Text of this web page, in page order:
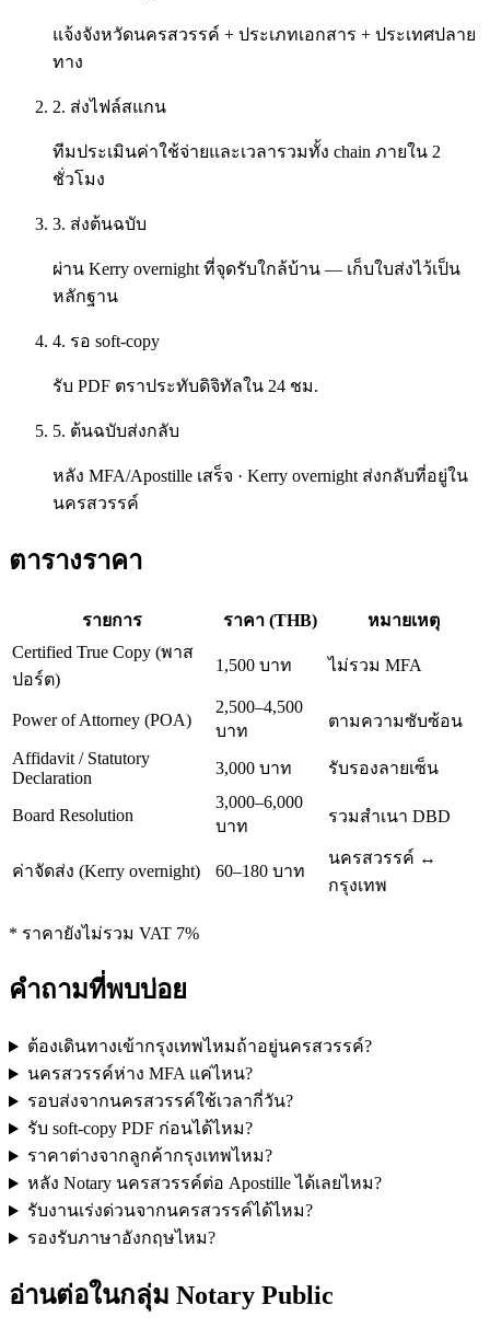
แจ้งจังหวัดนครสวรรค์ + ประเภทเอกสาร + ประเทศปลาย
ทาง
2. ส่งไฟล์สแกน
ทีมประเมินค่าใช้จ่ายและเวลารวมทั้ง chain ภายใน 2
ชั่วโมง
3. ส่งต้นฉบับ
ผ่าน Kerry overnight ที่จุดรับใกล้บ้าน — เก็บใบส่งไว้เป็น
หลักฐาน
4. รอ soft-copy
รับ PDF ตราประทับดิจิทัลใน 24 ชม.
5. ต้นฉบับส่งกลับ
หลัง MFA/Apostille เสร็จ · Kerry overnight ส่งกลับที่อยู่ใน
นครสวรรค์
ตารางราคา
รายการ ราคา (THB)
หมายเหตุ
Certified True Copy (พาส
ปอร์ต)
1,500 บาท ไม่รวม MFA
Power of Attorney (POA)
2,500–4,500
บาท
ตามความซับซ้อน
Affidavit / Statutory
Declaration
3,000 บาท รับรองลายเซ็น
Board Resolution
3,000–6,000
บาท
รวมสำเนา DBD
ค่าจัดส่ง (Kerry overnight) 60–180 บาท
นครสวรรค์ ↔
กรุงเทพ
* ราคายังไม่รวม VAT 7%
คำถามที่พบบ่อย
ต้องเดินทางเข้ากรุงเทพไหมถ้าอยู่นครสวรรค์?
นครสวรรค์ห่าง MFA แค่ไหน?
รอบส่งจากนครสวรรค์ใช้เวลากี่วัน?
รับ soft-copy PDF ก่อนได้ไหม?
ราคาต่างจากลูกค้ากรุงเทพไหม?
หลัง Notary นครสวรรค์ต่อ Apostille ได้เลยไหม?
รับงานเร่งด่วนจากนครสวรรค์ได้ไหม?
รองรับภาษาอังกฤษไหม?
อ่านต่อในกลุ่ม Notary Public